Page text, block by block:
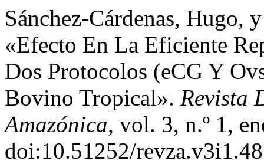
Sánchez-Cárdenas, Hugo,
«Efecto En La Eficiente
Dos Protocolos (eCG Y
Bovino Tropical». Revista
Amazónica, vol. 3, n.º 1,
doi:10.51252/